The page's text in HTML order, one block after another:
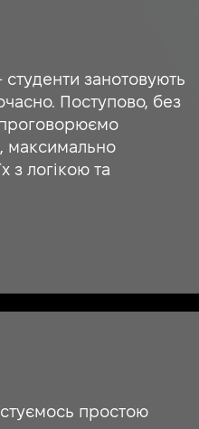
занотовують
Поступово, без
проговорюємо
максимально
з логікою та
простою